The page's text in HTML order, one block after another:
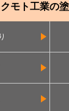
モト工業の